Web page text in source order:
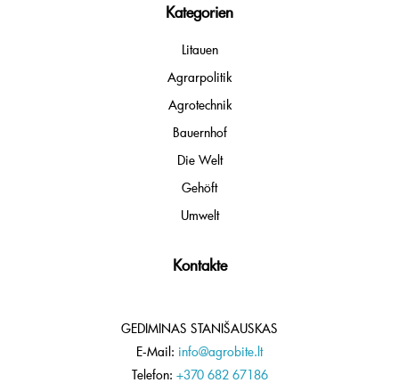
Kategorien
Litauen
Agrarpolitik
Agrotechnik
Bauernhof
Die Welt
Gehöft
Umwelt
Kontakte
GEDIMINAS STANIŠAUSKAS
E-Mail: info@agrobite.lt
Telefon: +370 682 67186